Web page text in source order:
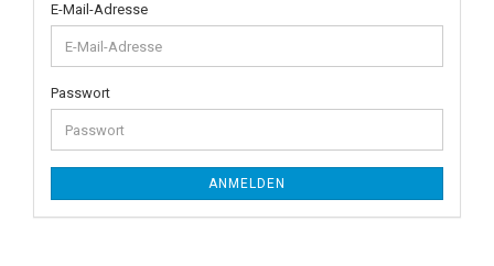
E-Mail-Adresse
Passwort
ANMELDEN